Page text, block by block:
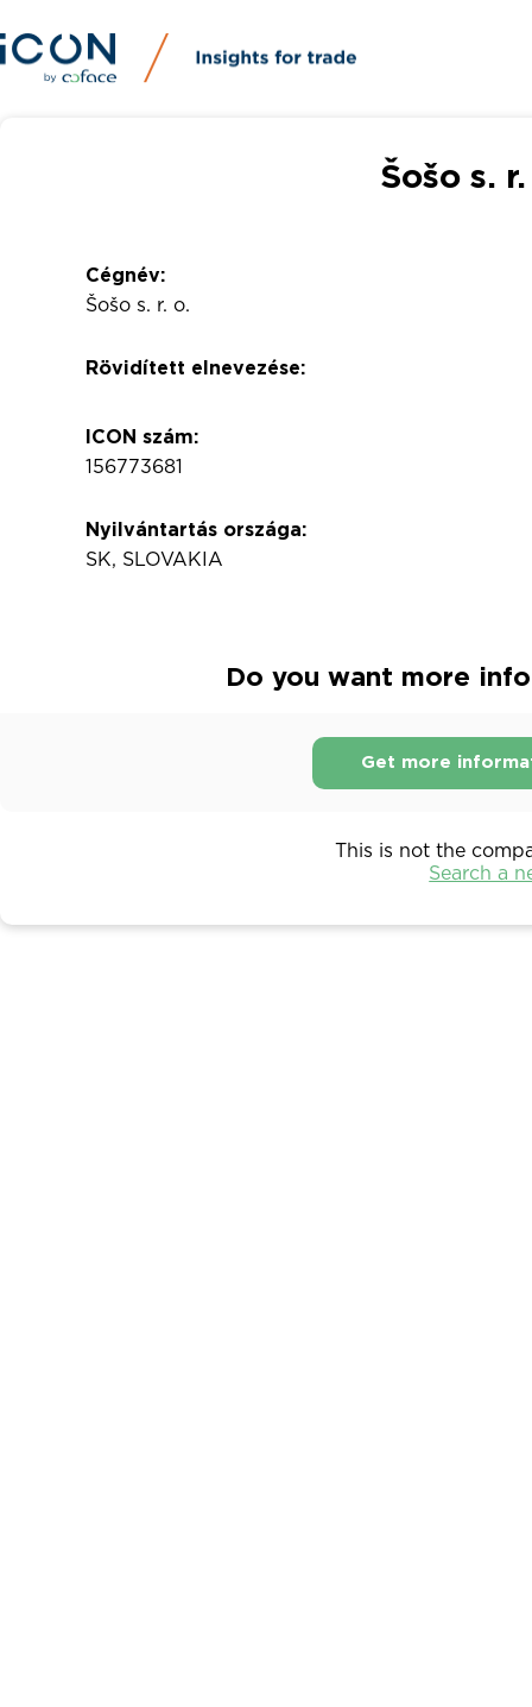
Šošo s.
Cégnév:
Šošo s. r. o.
Rövidített elnevezése:
ICON szám:
156773681
Nyilvántartás országa:
SK, SLOVAKIA
Do you want more
Get more
This is not the
Search a